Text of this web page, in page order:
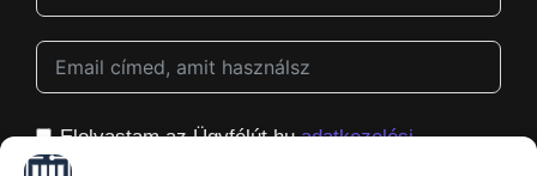
Elolvastam az Ügyfélút.huadatkezelési
tájékoztatóját